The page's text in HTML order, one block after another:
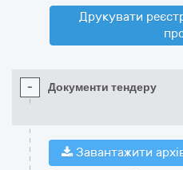
Друкувати
- Документи тендеру
Завантажити